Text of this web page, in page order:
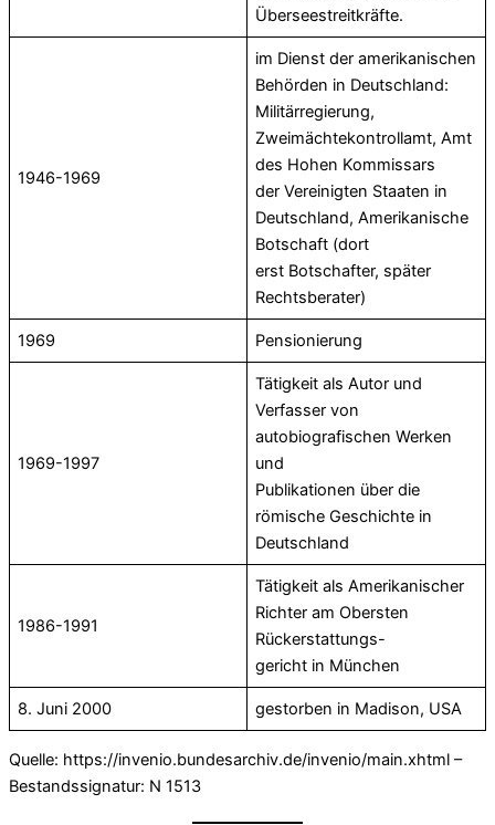
Überseestreitkräfte.
1946-1969
im Dienst der amerikanischen
Behörden in Deutschland:
Militärregierung,
Zweimächtekontrollamt, Amt
des Hohen Kommissars
der Vereinigten Staaten in
Deutschland, Amerikanische
Botschaft (dort
erst Botschafter, später
Rechtsberater)
1969 Pensionierung
1969-1997
Tätigkeit als Autor und
Verfasser von
autobiografischen Werken
und
Publikationen über die
römische Geschichte in
Deutschland
1986-1991
Tätigkeit als Amerikanischer
Richter am Obersten
Rückerstattungs-
gericht in München
8. Juni 2000 gestorben in Madison, USA
Quelle: https://invenio.bundesarchiv.de/invenio/main.xhtml –
Bestandssignatur: N 1513